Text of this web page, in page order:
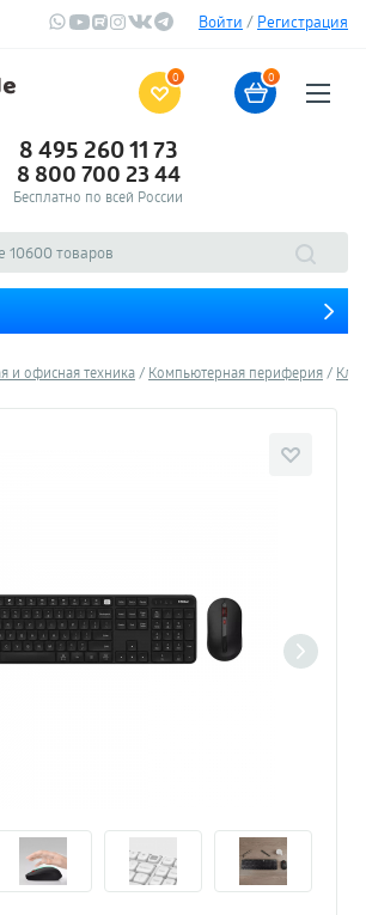
Войти / Регистрация
0 0
8 495 260 11 73
8 800 700 23 44
Бесплатно по всей России
и офисная техника Компьютерная периферия